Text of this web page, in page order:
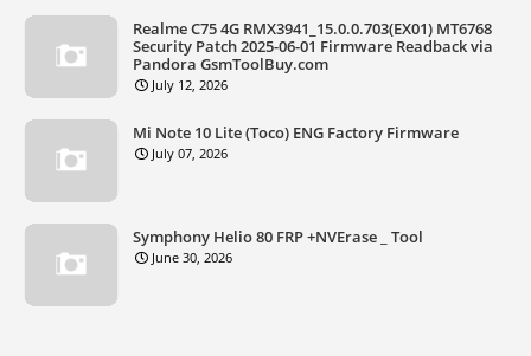
Realme C75 4G RMX3941_15.0.0.703(EX01) MT6768
Security Patch 2025-06-01 Firmware Readback via
Pandora GsmToolBuy.com
July 12, 2026
Mi Note 10 Lite (Toco) ENG Factory Firmware
July 07, 2026
Symphony Helio 80 FRP +NVErase _ Tool
June 30, 2026